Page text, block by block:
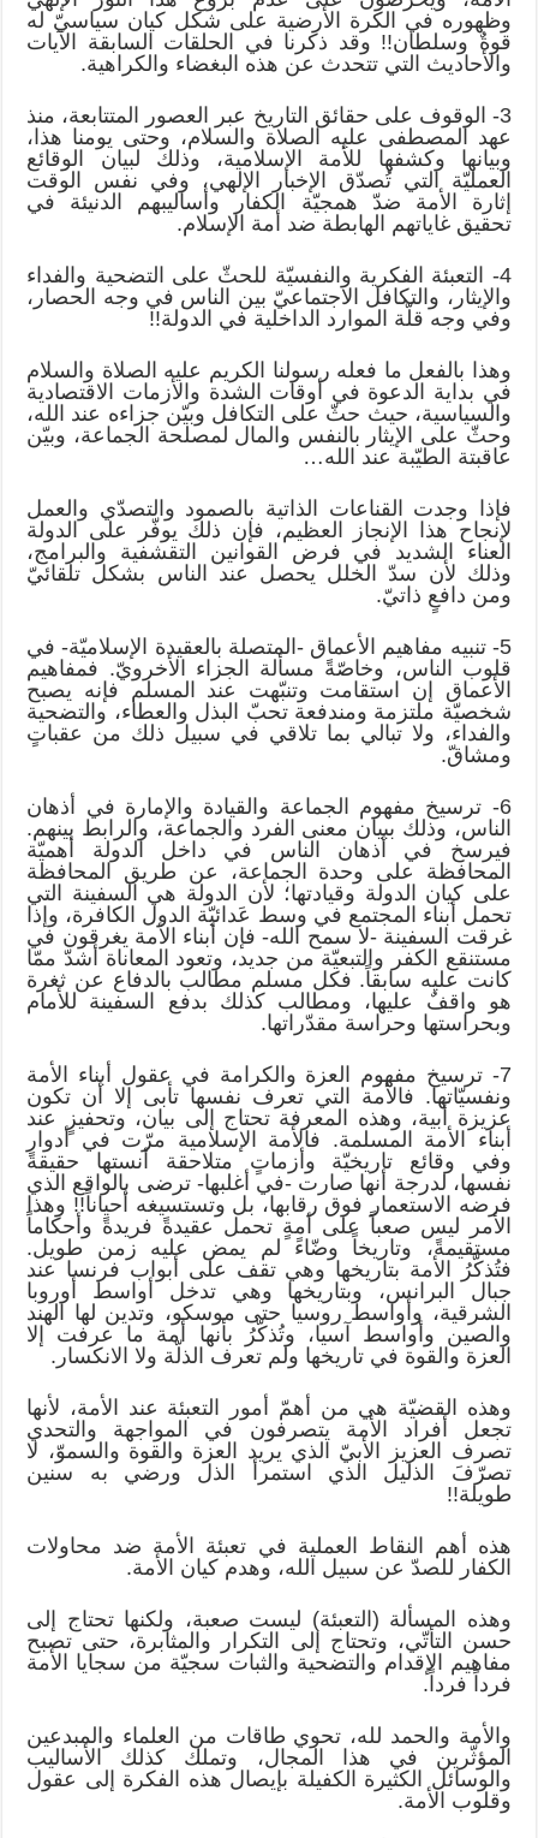
وظهوره في الكرة الأرضية على شكل كيان سياسيّ له
قوةٌ وسلطان!! وقد ذكرنا في الحلقات السابقة الآيات
والأحاديث التي تتحدث عن هذه البغضاء والكراهية.
3- الوقوف على حقائق التاريخ عبر العصور المتتابعة، منذ
عهد المصطفى عليه الصلاة والسلام، وحتى يومنا هذا،
وبيانها وكشفها للأمة الإسلامية، وذلك لبيان الوقائع
العمليّة التي تُصدّق الإخبار الإلهي، وفي نفس الوقت
إثارة الأمة ضدّ همجيّة الكفار وأساليبهم الدنيئة في
تحقيق غاياتهم الهابطة ضد أمة الإسلام.
4- التعبئة الفكرية والنفسيّة للحثّ على التضحية والفداء
والإيثار، والتكافل الاجتماعيّ بين الناس في وجه الحصار،
وفي وجه قلّة الموارد الداخلية في الدولة!!
وهذا بالفعل ما فعله رسولنا الكريم عليه الصلاة والسلام
في بداية الدعوة في أوقات الشدة والأزمات الاقتصادية
والسياسية، حيث حثّ على التكافل وبيّن جزاءه عند الله،
وحثّ على الإيثار بالنفس والمال لمصلحة الجماعة، وبيّن
عاقبتة الطيّبة عند الله…
فإذا وجدت القناعات الذاتية بالصمود والتصدّي والعمل
لإنجاح هذا الإنجاز العظيم، فإن ذلك يوفّر على الدولة
العناء الشديد في فرض القوانين التقشفية والبرامج،
وذلك لأن سدّ الخلل يحصل عند الناس بشكل تلقائيّ
ومن دافعٍ ذاتيّ.
5- تنبيه مفاهيم الأعماق -المتصلة بالعقيدة الإسلاميّة- في
قلوب الناس، وخاصّةً مسألة الجزاء الأخرويّ. فمفاهيم
الأعماق إن استقامت وتنبّهت عند المسلم فإنه يصبح
شخصيّة ملتزمة ومندفعة تحبّ البذل والعطاء، والتضحية
والفداء، ولا تبالي بما تلاقي في سبيل ذلك من عقباتٍ
ومشاقّ.
6- ترسيخ مفهوم الجماعة والقيادة والإمارة في أذهان
الناس، وذلك ببيان معنى الفرد والجماعة، والرابط بينهم.
فيرسخ في أذهان الناس في داخل الدولة أهميّة
المحافظة على وحدة الجماعة، عن طريق المحافظة
على كيان الدولة وقيادتها؛ لأن الدولة هي السفينة التي
تحمل أبناء المجتمع في وسط عَدائيّة الدول الكافرة، وإذا
غرقت السفينة -لا سمح الله- فإن أبناء الأمة يغرقون في
مستنقع الكفر والتبعيّة من جديد، وتعود المعاناة أشدّ ممّا
كانت عليه سابقاً. فكل مسلم مطالب بالدفاع عن ثغرة
هو واقفٌ عليها، ومطالب كذلك بدفع السفينة للأمام
وبحراستها وحراسة مقدّراتها.
7- ترسيخ مفهوم العزة والكرامة في عقول أبناء الأمة
ونفسيّاتها. فالأمة التي تعرف نفسها تأبى إلا أن تكون
عزيزة أبية، وهذه المعرفة تحتاج إلى بيان، وتحفيزٍ عند
أبناء الأمة المسلمة. فالأمة الإسلامية مرّت في أدوارٍ
وفي وقائع تاريخيّة وأزماتٍ متلاحقة أنستها حقيقة
نفسها، لدرجة أنها صارت -في أغلبها- ترضى بالواقع الذي
فرضه الاستعمار فوق رقابها، بل وتستسيغه أحياناً!! وهذا
الأمر ليس صعباً على أمةٍ تحمل عقيدةً فريدةً وأحكاماً
مستقيمةً، وتاريخاً وضّاءً لم يمض عليه زمن طويل.
فتُذكَّرُ الأمة بتاريخها وهي تقف على أبواب فرنسا عند
جبال البرانس، وبتاريخها وهي تدخل أواسط أوروبا
الشرقية، وأواسط روسيا حتى موسكو، وتدين لها الهند
والصين وأواسط آسيا، وتُذكّرُ بأنها أمة ما عرفت إلا
العزة والقوة في تاريخها ولم تعرف الذلّة ولا الانكسار.
وهذه القضيّة هي من أهمّ أمور التعبئة عند الأمة، لأنها
تجعل أفراد الأمة يتصرفون في المواجهة والتحدي
تصرف العزيز الأبيّ الذي يريد العزة والقوة والسموّ، لا
تصرّفَ الذليل الذي استمرأ الذل ورضي به سنين
طويلة!!
هذه أهم النقاط العملية في تعبئة الأمة ضد محاولات
الكفار للصدّ عن سبيل الله، وهدم كيان الأمة.
وهذه المسألة (التعبئة) ليست صعبة، ولكنها تحتاج إلى
حسن التأتّي، وتحتاج إلى التكرار والمثابرة، حتى تصبح
مفاهيم الإقدام والتضحية والثبات سجيّة من سجايا الأمة
فرداً فرداً.
والأمة والحمد لله، تحوي طاقات من العلماء والمبدعين
المؤثّرين في هذا المجال، وتملك كذلك الأساليب
والوسائل الكثيرة الكفيلة بإيصال هذه الفكرة إلى عقول
وقلوب الأمة.